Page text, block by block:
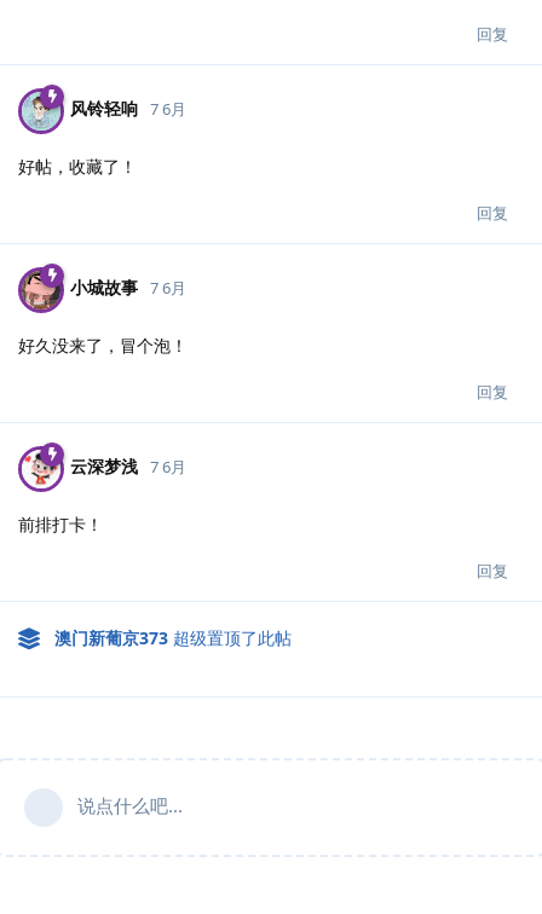
回复
风铃轻响 7 6月
好帖，收藏了！
回复
小城故事 7 6月
好久没来了，冒个泡！
回复
云深梦浅 7 6月
前排打卡！
回复
澳门新葡京373 超级置顶了此帖
说点什么吧...